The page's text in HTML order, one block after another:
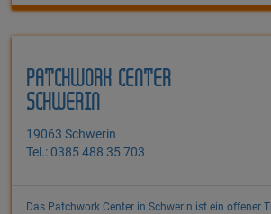
PATCHWORK CENTER
SCHWERIN
19063 Schwerin
Tel.: 0385 488 35 703
Das Patchwork Center in Schwerin ist ein offener